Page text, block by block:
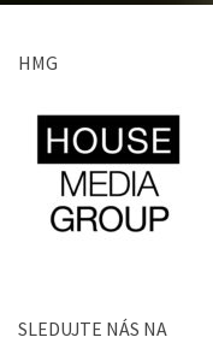
HMG
SLEDUJTE NÁS NA